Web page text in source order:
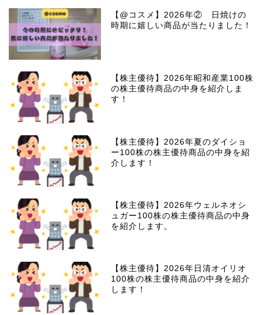
【@コスメ】2026年② 日焼けの
時期に嬉しい商品が当たりました！
【株主優待】2026年昭和産業100株
の株主優待商品の中身を紹介しま
す！
【株主優待】2026年夏のダイショ
ー100株の株主優待商品の中身を紹
介します！
【株主優待】2026年ウェルネオシ
ュガー100株の株主優待商品の中身
を紹介します。
【株主優待】2026年日清オイリオ
100株の株主優待商品の中身を紹介
します！